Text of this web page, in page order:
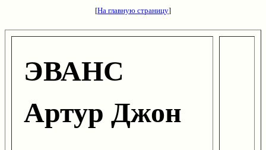
[На главную страницу]
ЭВАНС
Артур Джон